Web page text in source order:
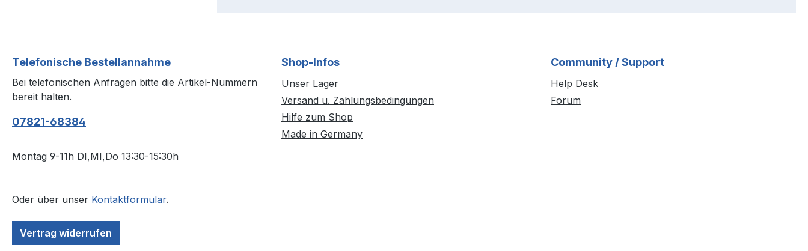
Telefonische Bestellannahme
Bei telefonischen Anfragen bitte die Artikel-Nummern
bereit halten.
07821-68384
Montag 9-11h DI,MI,Do 13:30-15:30h
Oder über unser Kontaktformular.
Vertrag widerrufen
Shop-Infos
Unser Lager
Versand u. Zahlungsbedingungen
Hilfe zum Shop
Made in Germany
Community / Support
Help Desk
Forum